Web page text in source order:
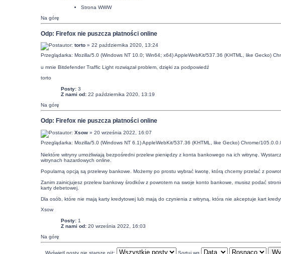
Strona WWW
Na górę
Odp: Firefox nie puszcza płatności online
autor: torto» 22 października 2020, 13:24
Przeglądarka: Mozilla/5.0 (Windows NT 10.0; Win64; x64) AppleWebKit/537.36 (KHTML, like Gecko)
u mnie Bitdefender Traffic Light rozwiązał problem, dzięki za podpowiedź
torto
Posty:3
Z nami od:22 października 2020, 13:19
Na górę
Odp: Firefox nie puszcza płatności online
autor: Xsow» 20 września 2022, 16:07
Przeglądarka: Mozilla/5.0 (Windows NT 6.1) AppleWebKit/537.36 (KHTML, like Gecko) Chrome/
Niektóre witryny umożliwiają bezpośredni przelew pieniędzy z konta bankowego na ich witrynę.
witrynach hazardowych online.
Popularną opcją są przelewy bankowe. Możemy po prostu wybrać kwotę, którą chcemy przelać z
Zanim zainicjujesz przelew bankowy środków z powrotem na swoje konto bankowe, musisz podać
karty debetowej.
Dla osób, które nie mają karty kredytowej lub mają do czynienia z witryną, która nie akceptuje kart
Xsow
Posty:1
Z nami od:20 września 2022, 16:03
Na górę
Wyświetl posty nie starsze niż: Sortuj wg